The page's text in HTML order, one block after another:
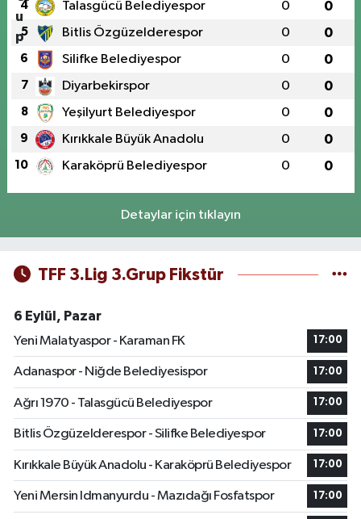
4 Talasgücü Belediyespor 0 0
5 Bitlis Özgüzelderespor 0 0
6 Silifke Belediyespor 0 0
7 Diyarbekirspor 0 0
8 Yeşilyurt Belediyespor 0 0
9 Kırıkkale Büyük Anadolu 0 0
10 Karaköprü Belediyespor 0 0
Detaylar için tıklayın
TFF 3.Lig 3.Grup Fikstür
6 Eylül, Pazar
Yeni Malatyaspor - Karaman FK
17:00
Adanaspor - Niğde Belediyesispor 17:00
Ağrı 1970 - Talasgücü Belediyespor 17:00
Bitlis Özgüzelderespor - Silifke Belediyespor 17:00
Kırıkkale Büyük Anadolu - Karaköprü Belediyespor 17:00
Yeni Mersin Idmanyurdu - Mazıdağı Fosfatspor 17:00